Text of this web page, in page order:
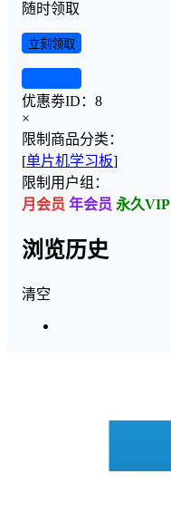
随时领取
立刻领取
优惠劵ID： 8
×
限制商品分类：
[单片机学习板]
限制用户组：
月会员 年会员 永久VIP
浏览历史
清空